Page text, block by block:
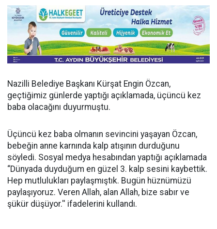
Nazilli Belediye Başkanı Kürşat Engin Özcan,
geçtiğimiz günlerde yaptığı açıklamada, üçüncü kez
baba olacağını duyurmuştu.
Üçüncü kez baba olmanın sevincini yaşayan Özcan,
bebeğin anne karnında kalp atışının durduğunu
söyledi. Sosyal medya hesabından yaptığı açıklamada
“Dünyada duyduğum en güzel 3. kalp sesini kaybettik.
Hep mutlulukları paylaşmıştık. Bugün hüznümüzü
paylaşıyoruz. Veren Allah, alan Allah, bize sabır ve
şükür düşüyor.'' ifadelerini kullandı.